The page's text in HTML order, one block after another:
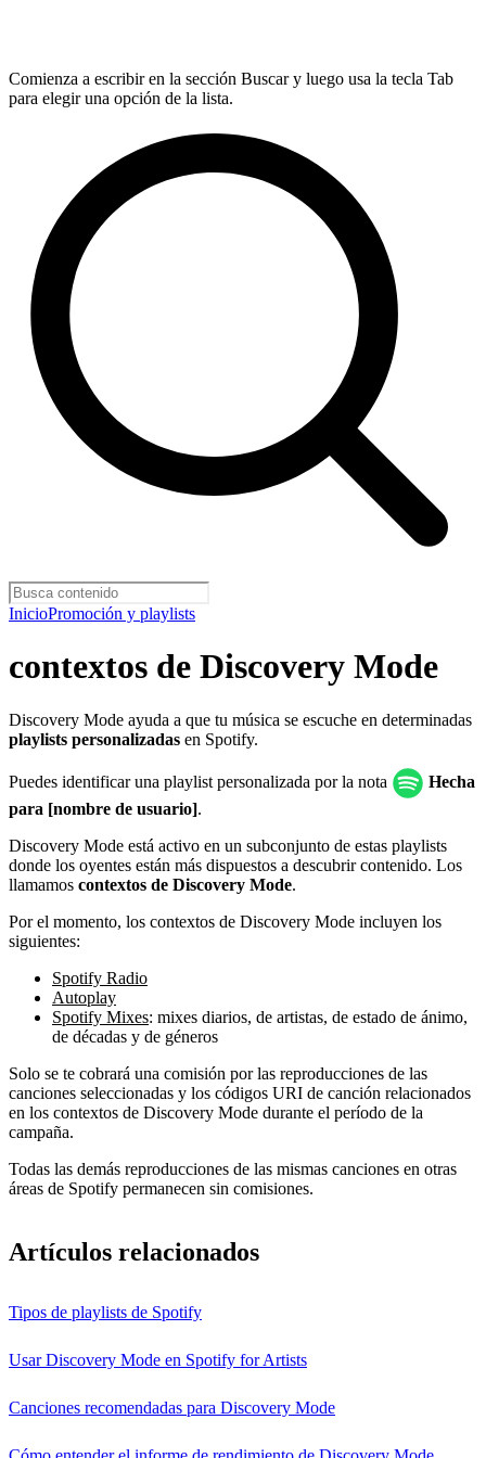
Comienza a escribir en la sección Buscar y luego usa la tecla Tab
para elegir una opción de la lista.
InicioPromoción y playlists
contextos de Discovery Mode
Discovery Mode ayuda a que tu música se escuche en determinadas
playlists personalizadas en Spotify.
Puedes identificar una playlist personalizada por la nota
Hecha
para [nombre de usuario].
Discovery Mode está activo en un subconjunto de estas playlists
donde los oyentes están más dispuestos a descubrir contenido. Los
llamamos contextos de Discovery Mode.
Por el momento, los contextos de Discovery Mode incluyen los
siguientes:
Spotify Radio
Autoplay
Spotify Mixes: mixes diarios, de artistas, de estado de ánimo,
de décadas y de géneros
Solo se te cobrará una comisión por las reproducciones de las
canciones seleccionadas y los códigos URI de canción relacionados
en los contextos de Discovery Mode durante el período de la
campaña.
Todas las demás reproducciones de las mismas canciones en otras
áreas de Spotify permanecen sin comisiones.
Artículos relacionados
Tipos de playlists de Spotify
Usar Discovery Mode en Spotify for Artists
Canciones recomendadas para Discovery Mode